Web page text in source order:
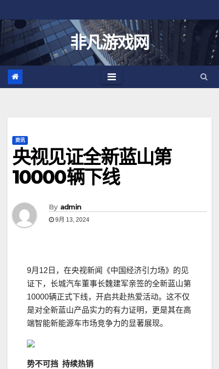
至
非凡游戏网
资讯
央视见证全新蓝山第
10000辆下线
By admin
9月 13, 2024
9月12日，在央视新闻《中国经济引力场》的见
证下，长城汽车董事长魏建军亲签的全新蓝山第
10000辆正式下线，开启共赴热爱活动。这不仅
是对全新蓝山产品实力的有力证明，更是其在高
端智能新能源车市场竞争力的显著展现。
势不可挡 持续热销